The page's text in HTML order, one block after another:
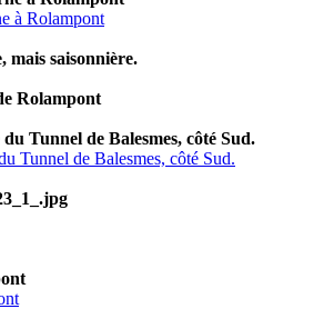
à Rolampont
mais saisonnière.
Rolampont
Tunnel de Balesmes, côté Sud.
Tunnel de Balesmes, côté Sud.